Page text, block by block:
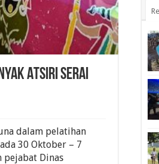
Atsiri Serai
dalam pelatihan
30 Oktober – 7
pejabat Dinas